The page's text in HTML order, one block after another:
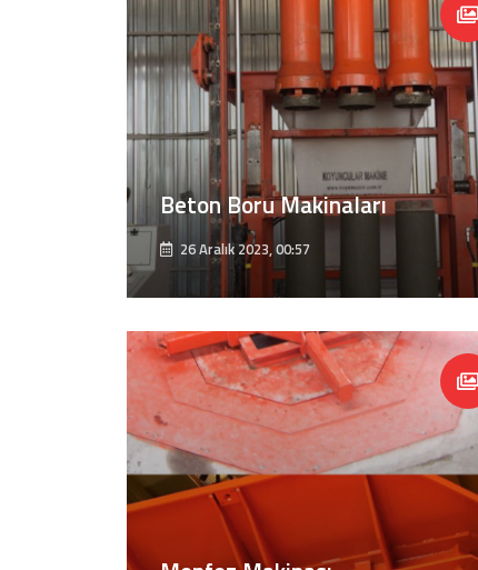
Beton Boru Makinaları
26 Aralık 2023, 00:57